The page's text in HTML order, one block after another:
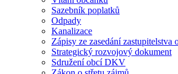
Sazebník poplatků
Odpady
Kanalizace
Zápisy ze zasedání zastupitelstva
Strategický rozvojový dokument
Sdružení obcí DKV